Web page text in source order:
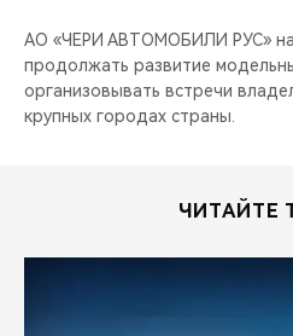
АО «ЧЕРИ АВТОМOБИЛИ РУС»
продолжать развитие
организовывать встречи
крупных городах страны.
ЧИТАЙТЕ